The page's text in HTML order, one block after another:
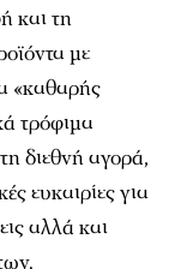
και τη
με
«καθαρής
τρόφιμα
διεθνή αγορά,
ευκαιρίες για
αλλά και